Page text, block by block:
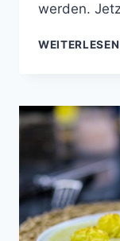
werden.
WEITERLESEN